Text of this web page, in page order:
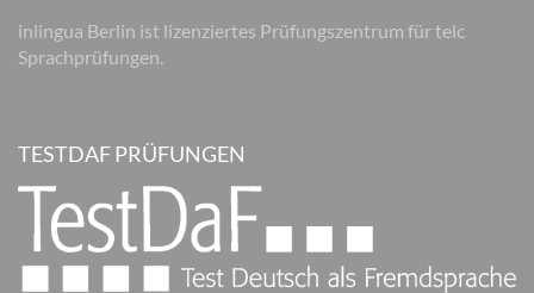
inlingua Berlin ist lizenziertes Prüfungszentrum für telc
Sprachprüfungen.
TESTDAF PRÜFUNGEN